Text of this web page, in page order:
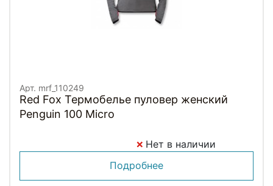
Арт. mrf_110249
Red Fox Термобелье пуловер женский
Penguin 100 Micro
Нет в наличии
Подробнее